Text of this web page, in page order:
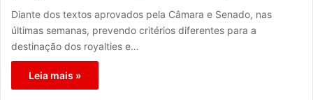
Diante dos textos aprovados pela Câmara e Senado, nas
últimas semanas, prevendo critérios diferentes para a
destinação dos royalties e…
Leia mais »